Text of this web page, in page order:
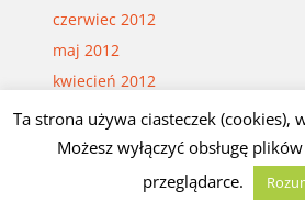
czerwiec 2012
maj 2012
kwiecień 2012
marzec 2012
luty 2012
Ta strona używa ciasteczek (cookies),
Możesz wyłączyć obsługę
przeglądarce.